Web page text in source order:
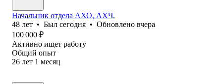
Начальник отдела АХО, АХЧ.
48 лет • Был сегодня • Обновлено вчера
100 000 ₽
Активно ищет работу
Общий опыт
26 лет 1 месяц